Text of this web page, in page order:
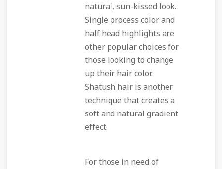
natural, sun-kissed look.
Single process color and
half head highlights are
other popular choices for
those looking to change
up their hair color.
Shatush hair is another
technique that creates a
soft and natural gradient
effect.
For those in need of